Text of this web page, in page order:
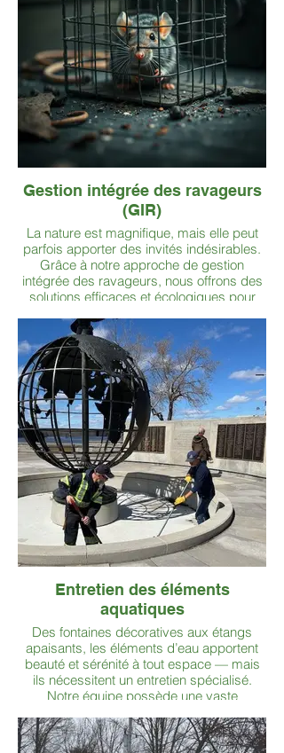
Gestion intégrée des ravageurs
(GIR)
La nature est magnifique, mais elle peut
parfois apporter des invités indésirables.
Grâce à notre approche de gestion
intégrée des ravageurs, nous offrons des
solutions efficaces et écologiques pour
chenilles spongieuses, les rongeurs et
autres nuisibles invasifs.
Entretien des éléments
aquatiques
Des fontaines décoratives aux étangs
apaisants, les éléments d’eau apportent
beauté et sérénité à tout espace — mais
ils nécessitent un entretien spécialisé.
Notre équipe possède une vaste
de plomberie qui assurent leur bon
fonctionnement.